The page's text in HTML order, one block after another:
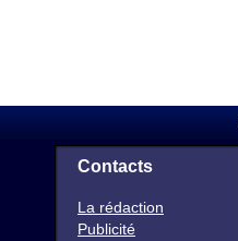
Contacts
La rédaction
Publicité